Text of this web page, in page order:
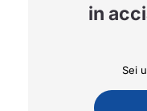
in
Sei